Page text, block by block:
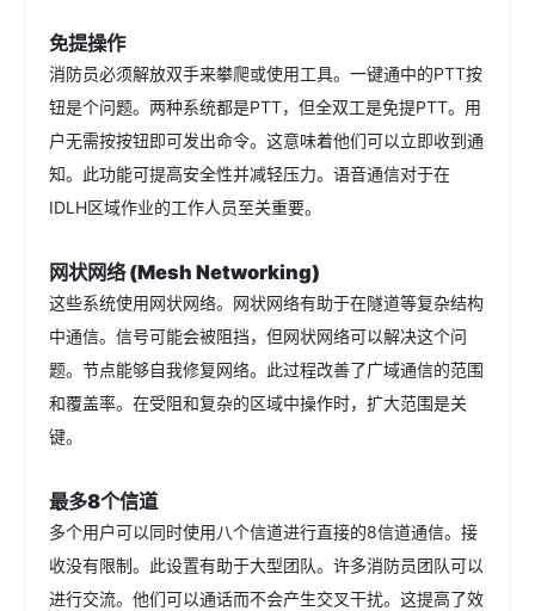
免提操作
消防员必须解放双手来攀爬或使用工具。一键通中的PTT按
钮是个问题。两种系统都是PTT，但全双工是免提PTT。用
户无需按按钮即可发出命令。这意味着他们可以立即收到通
知。此功能可提高安全性并减轻压力。语音通信对于在
IDLH区域作业的工作人员至关重要。
网状网络 (Mesh Networking)
这些系统使用网状网络。网状网络有助于在隧道等复杂结构
中通信。信号可能会被阻挡，但网状网络可以解决这个问
题。节点能够自我修复网络。此过程改善了广域通信的范围
和覆盖率。在受阻和复杂的区域中操作时，扩大范围是关
键。
最多8个信道
多个用户可以同时使用八个信道进行直接的8信道通信。接
收没有限制。此设置有助于大型团队。许多消防员团队可以
进行交流。他们可以通话而不会产生交叉干扰。这提高了效